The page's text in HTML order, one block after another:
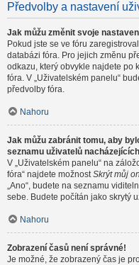
Předvolby a nastavení
Jak můžu změnit svoje
Pokud jste se ve fóru
databázi fóra. Pro jejich změnu
odkazu, který obvykle najdete po
fóra. V „Uživatelském panelu“
předvolby fóra.
Nahoru
Jak můžu zabránit tomu, aby
seznamu uživatelů
V „Uživatelském panelu“ na
fóra“ najdete možnostSkrýt můj
„Ano“, budete na seznamu
sebe. Budete počítán jako skrytý
Nahoru
Zobrazení časů není správné!
Je možné, že zobrazený čas je